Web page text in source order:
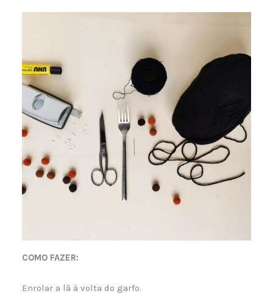
COMO FAZER:
Enrolar a lã à volta do garfo.